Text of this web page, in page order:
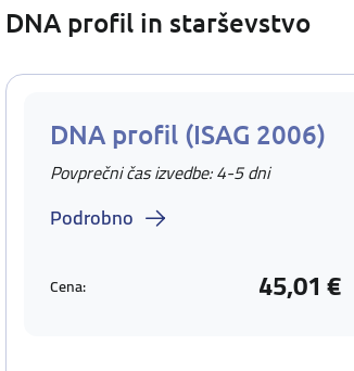
DNA profil in starševstvo
DNA profil (ISAG 2006)
Povprečni čas izvedbe: 4-5 dni
Podrobno
Cena: 45,01 €